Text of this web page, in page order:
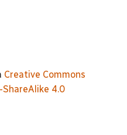
Creative Commons
4.0